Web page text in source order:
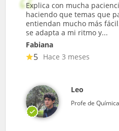
Explica con mucha
haciendo que temas que
entiendan mucho más
se adapta a mi ritmo y...
Fabiana
5 Hace 3 meses
Leo
Profe de Química